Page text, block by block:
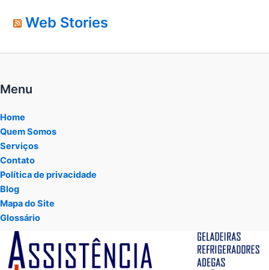
Web Stories
Menu
Home
Quem Somos
Serviços
Contato
Política de privacidade
Blog
Mapa do Site
Glossário
Tocador
vídeo